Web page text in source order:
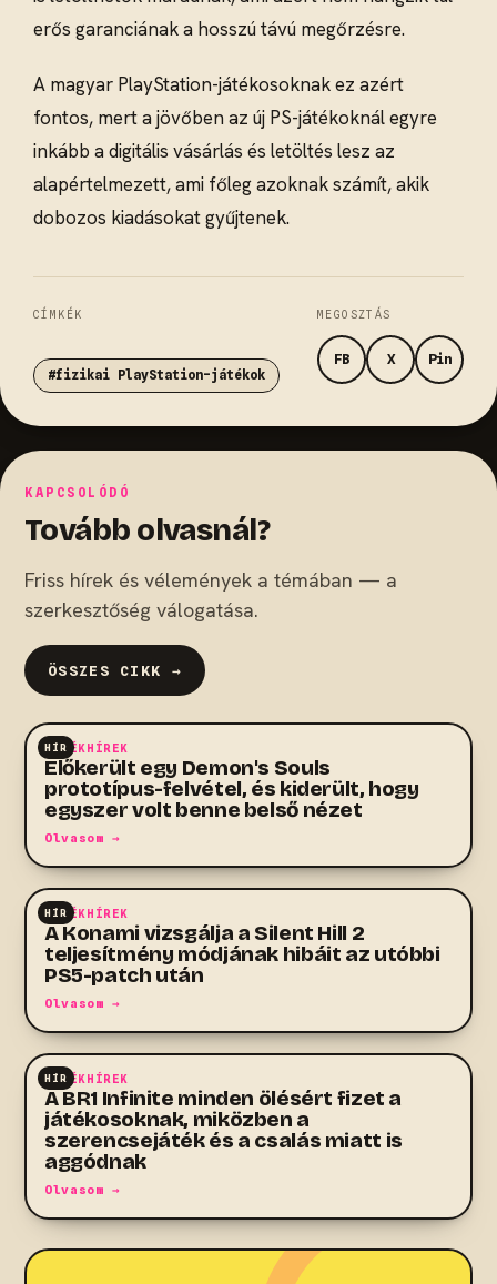
erős garanciának a hosszú távú megőrzésre.
A magyar PlayStation-játékosoknak ez azért
fontos, mert a jövőben az új PS-játékoknál egyre
inkább a digitális vásárlás és letöltés lesz az
alapértelmezett, ami főleg azoknak számít, akik
dobozos kiadásokat gyűjtenek.
CÍMKÉK
#fizikai PlayStation-játékok
MEGOSZTÁS
FB X Pin
KAPCSOLÓDÓ
Tovább olvasnál?
Friss hírek és vélemények a témában — a
szerkesztőség válogatása.
ÖSSZES CIKK →
HÍR
JÁTÉKHÍREK
Előkerült egy Demon's Souls
prototípus-felvétel, és kiderült, hogy
egyszer volt benne belső nézet
Olvasom →
HÍR
JÁTÉKHÍREK
A Konami vizsgálja a Silent Hill 2
teljesítmény módjának hibáit az utóbbi
PS5-patch után
Olvasom →
HÍR
JÁTÉKHÍREK
A BR1 Infinite minden ölésért fizet a
játékosoknak, miközben a
szerencsejáték és a csalás miatt is
aggódnak
Olvasom →